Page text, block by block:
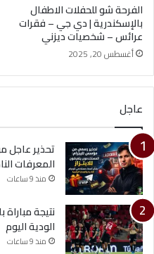
الفرحة شو للحفلات الاطفال
بالإسكندرية | دي جي – فقرات
عرائس – شخصيات ديزني
أغسطس 20, 2025
عاجل
تحذير عاجل
المعرفات
منذ 9 ساعات
نتيجة
الودية اليوم
منذ 9 ساعات